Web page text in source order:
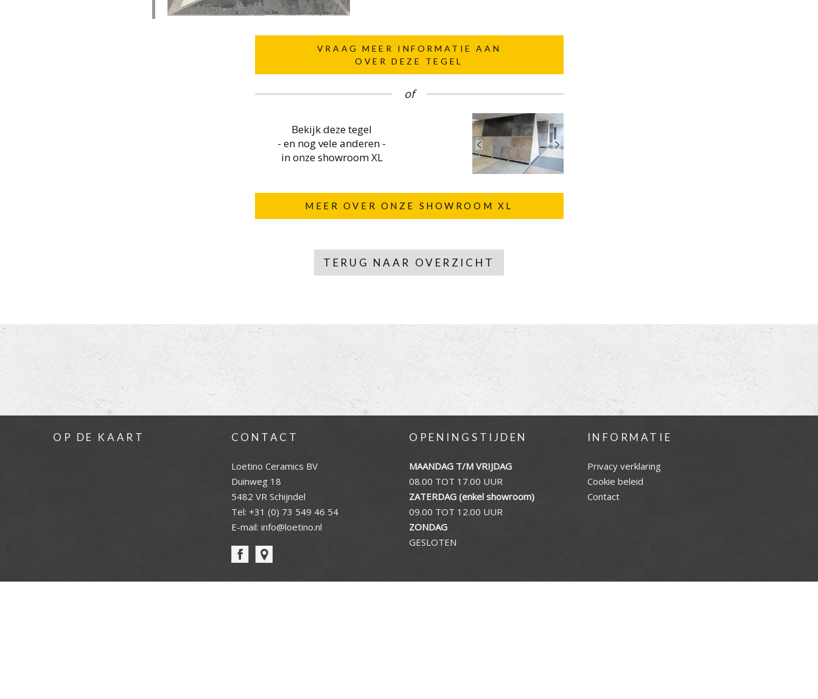
VRAAG MEER INFORMATIE AAN
OVER DEZE TEGEL
of
Bekijk deze tegel
- en nog vele anderen -
in onze showroom XL
MEER OVER ONZE SHOWROOM XL
TERUG NAAR OVERZICHT
OP DE KAART CONTACT
Loetino Ceramics BV
Duinweg 18
5482 VR Schijndel
Tel: +31 (0) 73 549 46 54
E-mail: info@loetino.nl
OPENINGSTIJDEN
MAANDAG T/M VRIJDAG
08.00 TOT 17.00 UUR
ZATERDAG (enkel showroom)
09.00 TOT 12.00 UUR
ZONDAG
GESLOTEN
INFORMATIE
Privacy verklaring
Cookie beleid
Contact